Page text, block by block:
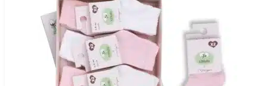
104-110 см
110-116 см